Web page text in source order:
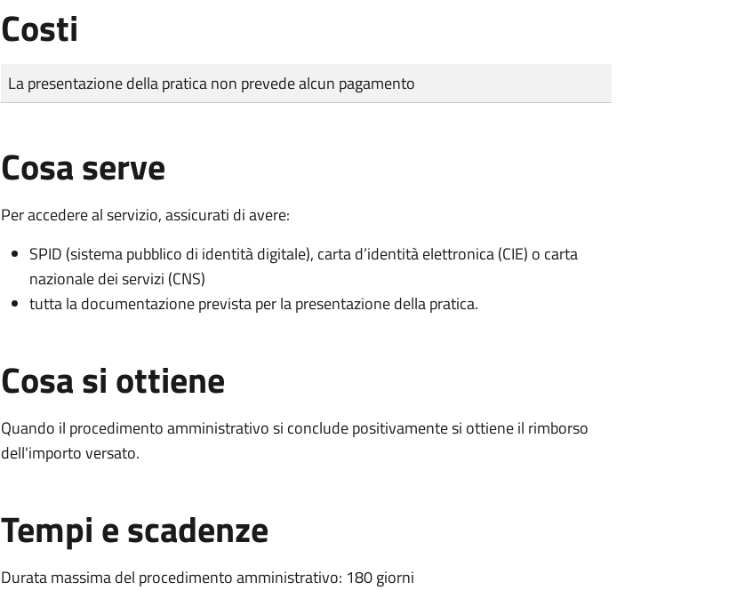
Costi
Tipo di pagamento
Importo
La presentazione della pratica non prevede alcun pagamento
Cosa serve
Per accedere al servizio, assicurati di avere:
SPID (sistema pubblico di identità digitale), carta d’identità elettronica (CIE) o carta
nazionale dei servizi (CNS)
tutta la documentazione prevista per la presentazione della pratica.
Cosa si ottiene
Quando il procedimento amministrativo si conclude positivamente si ottiene il rimborso
dell'importo versato.
Tempi e scadenze
Durata massima del procedimento amministrativo: 180 giorni